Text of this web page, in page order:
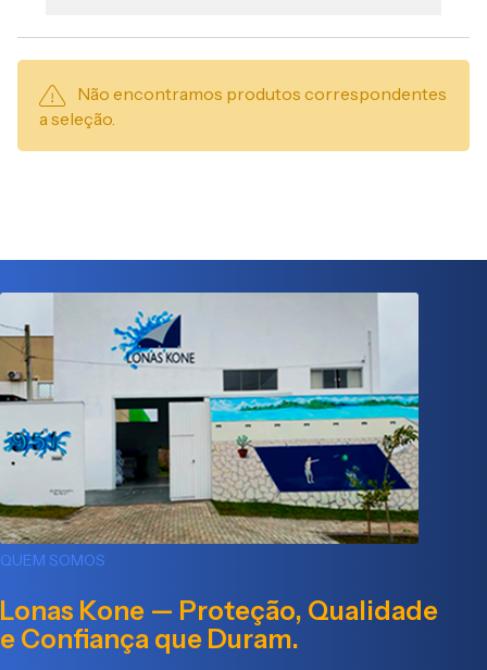
Não encontramos produtos correspondentes
a seleção.
QUEM SOMOS
Lonas Kone — Proteção, Qualidade
e Confiança que Duram.